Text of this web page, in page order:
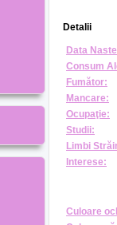
Detalii
Data
Consum
Fumător:
Mancare:
Ocupaţie:
Studii:
Limbi
Interese:
Culoare